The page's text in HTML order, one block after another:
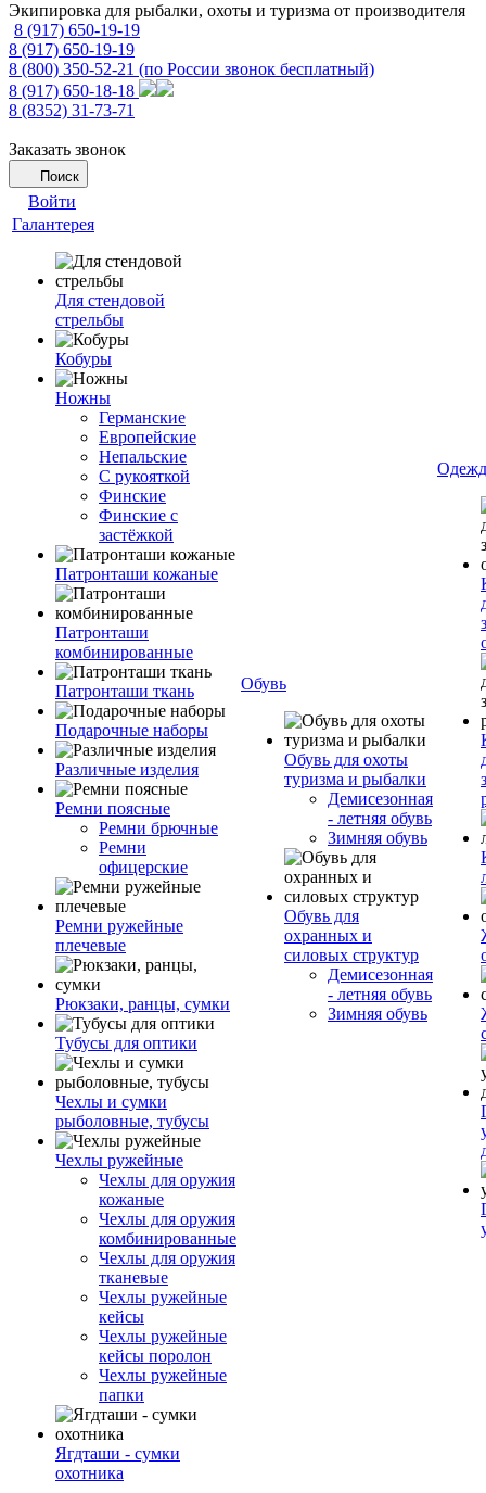
Экипировка для рыбалки, охоты и туризма от производителя
8 (917) 650-19-19
8 (917) 650-19-19
8 (800) 350-52-21 (по России звонок бесплатный)
8 (917) 650-18-18
8 (8352) 31-73-71
Заказать звонок
Поиск
Войти
Галантерея
Для стендовой
стрельбы
Кобуры
Ножны
Германские
Европейские
Непальские
С рукояткой
Финские
Финские с
застёжкой
Патронташи кожаные
Патронташи
комбинированные
Патронташи ткань
Подарочные наборы
Различные изделия
Ремни поясные
Ремни брючные
Ремни
офицерские
Ремни ружейные
плечевые
Рюкзаки, ранцы, сумки
Тубусы для оптики
Чехлы и сумки
рыболовные, тубусы
Чехлы ружейные
Чехлы для оружия
кожаные
Чехлы для оружия
комбинированные
Чехлы для оружия
тканевые
Чехлы ружейные
кейсы
Чехлы ружейные
кейсы поролон
Чехлы ружейные
папки
Ягдташи - сумки
охотника
Обувь
Обувь для охоты
туризма и рыбалки
Демисезонная
- летняя обувь
Зимняя обувь
Обувь для
охранных и
силовых структур
Демисезонная
- летняя обувь
Зимняя обувь